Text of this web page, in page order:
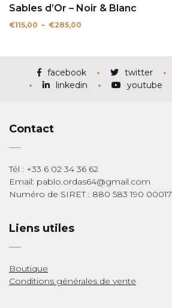
Sables d’Or – Noir & Blanc
€115,00 – €285,00
€285,00
facebook twitter
linkedin
youtube
Contact
Tél : +33 6 02 34 36 62
Email: pablo.ordas64@gmail.com
Numéro de SIRET : 880 583 190 00017
Liens utiles
Boutique
Conditions générales de vente